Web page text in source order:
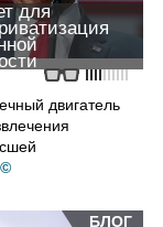
для
двигатель
©
БЛОГ